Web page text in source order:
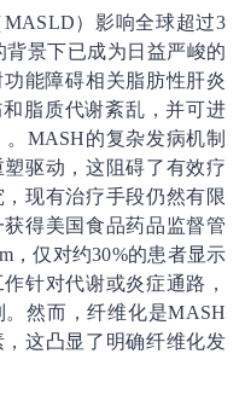
）影响全球超过3
景下已成为日益严峻的
能障碍相关脂肪性肝炎
脂质代谢紊乱，并可进
MASH的复杂发病机制
驱动，这阻碍了有效疗
现有治疗手段仍然有限
得美国食品药品监督管
，仅对约30%的患者显示
针对代谢或炎症通路，
然而，纤维化是MASH
这凸显了明确纤维化发